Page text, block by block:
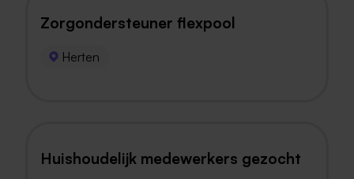
Zorgondersteuner flexpool
Herten
Huishoudelijk medewerkers gezocht